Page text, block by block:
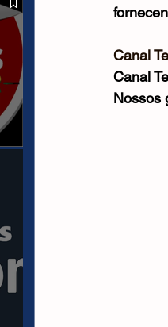
Canal
Canal
Nossos